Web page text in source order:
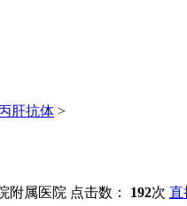
肝抗体 >
附属医院 点击数： 192次 直